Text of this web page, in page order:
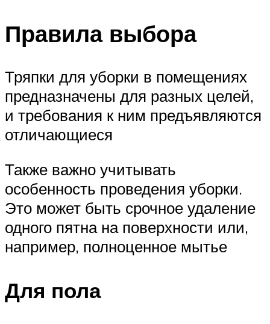
Правила выбора
Тряпки для уборки в помещениях
предназначены для разных целей,
и требования к ним предъявляются
отличающиеся
Также важно учитывать
особенность проведения уборки.
Это может быть срочное удаление
одного пятна на поверхности или,
например, полноценное мытье
Для пола